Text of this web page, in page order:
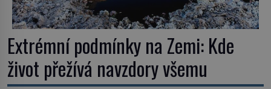
Extrémní podmínky na Zemi: Kde
život přežívá navzdory všemu